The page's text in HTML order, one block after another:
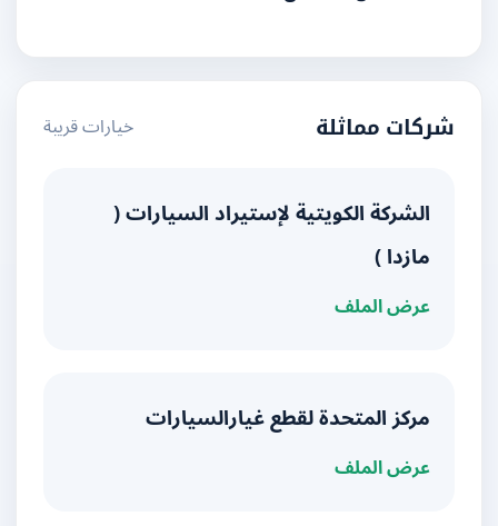
شركات مماثلة خيارات قريبة
الشركة الكويتية لإستيراد السيارات (
مازدا )
عرض الملف
مركز المتحدة لقطع غيارالسيارات
عرض الملف